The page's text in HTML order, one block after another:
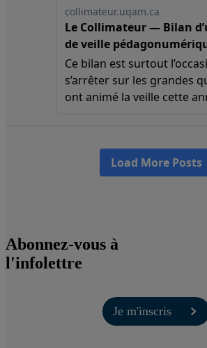
Abonnez-vous à
l'infolettre
Je m'inscris